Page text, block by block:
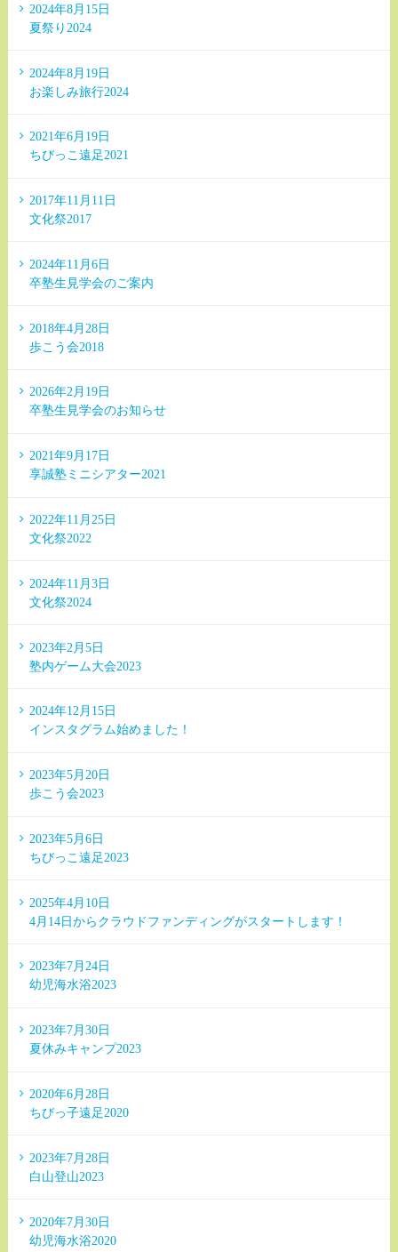
2024年8月15日
夏祭り2024
2024年8月19日
お楽しみ旅行2024
2021年6月19日
ちびっこ遠足2021
2017年11月11日
文化祭2017
2024年11月6日
卒塾生見学会のご案内
2018年4月28日
歩こう会2018
2026年2月19日
卒塾生見学会のお知らせ
2021年9月17日
享誠塾ミニシアター2021
2022年11月25日
文化祭2022
2024年11月3日
文化祭2024
2023年2月5日
塾内ゲーム大会2023
2024年12月15日
インスタグラム始めました！
2023年5月20日
歩こう会2023
2023年5月6日
ちびっこ遠足2023
2025年4月10日
4月14日からクラウドファンディングがスタートします！
2023年7月24日
幼児海水浴2023
2023年7月30日
夏休みキャンプ2023
2020年6月28日
ちびっ子遠足2020
2023年7月28日
白山登山2023
2020年7月30日
幼児海水浴2020